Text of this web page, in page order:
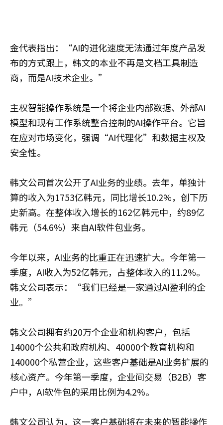
金代表指出：“AI的进化速度无法通过年度产品发
布的方式跟上，韩文的本业不再是文档工具制造
商，而是AI技术企业。”
主权智能操作系统是一个将企业内部数据、外部AI
模型和现有工作系统整合控制的AI操作平台。它旨
在应对市场变化，强调“AI代理化”和数据主权及
安全性。
韩文公司首次公开了AI业务的业绩。去年，单独计
算的收入为1753亿韩元，同比增长10.2%，创下历
史新高。在整体收入增长的162亿韩元中，约89亿
韩元（54.6%）来自AI软件包业务。
今年以来，AI业务的比重正在迅速扩大。今年第一
季度，AI收入为52亿韩元，占整体收入的11.2%。
韩文公司表示：“我们已经是一家通过AI盈利的企
业。”
韩文公司拥有约20万个企业和机构客户，包括
14000个公共和政府机构、40000个教育机构和
140000个私营企业，这些客户基础是AI业务扩展的
核心资产。今年第一季度，企业间交易（B2B）客
户中，AI软件包的采用比例为4.2%。
韩文公司认为，这一客户基础将在未来的智能操作